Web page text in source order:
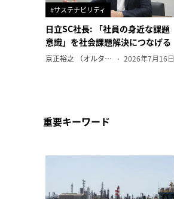
#サステナビリティ
日立SC社長: 「社員の身近な課題
意識」を社会課題解決につなげる
京正裕之 （オルタナ副編集長） 2026年7月16日
重要キーワード